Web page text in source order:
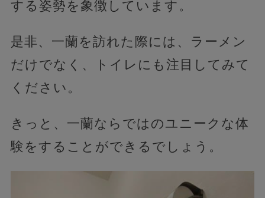
する姿勢を象徴しています。
是非、一蘭を訪れた際には、ラーメン
だけでなく、トイレにも注目してみて
ください。
きっと、一蘭ならではのユニークな体
験をすることができるでしょう。